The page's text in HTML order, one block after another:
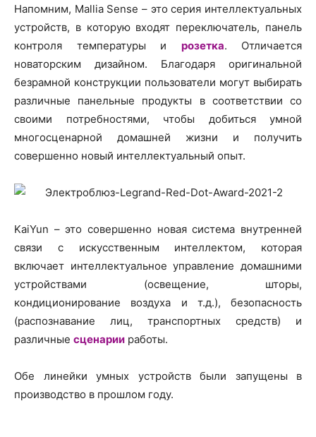
Напомним, Mallia Sense – это серия интеллектуальных
устройств, в которую входят переключатель, панель
контроля температуры и розетка. Отличается
новаторским дизайном. Благодаря оригинальной
безрамной конструкции пользователи могут выбирать
различные панельные продукты в соответствии со
своими потребностями, чтобы добиться умной
многосценарной домашней жизни и получить
совершенно новый интеллектуальный опыт.
KaiYun – это совершенно новая система внутренней
связи с искусственным интеллектом, которая
включает интеллектуальное управление домашними
устройствами (освещение, шторы,
кондиционирование воздуха и т.д.), безопасность
(распознавание лиц, транспортных средств) и
различные сценарии работы.
Обе линейки умных устройств были запущены в
производство в прошлом году.